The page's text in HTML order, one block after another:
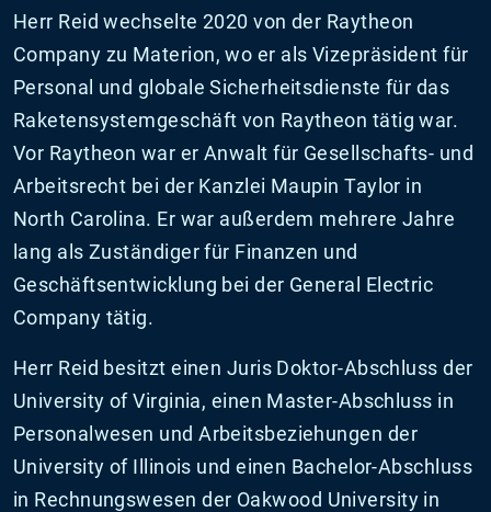
Herr Reid wechselte 2020 von der Raytheon
Company zu Materion, wo er als Vizepräsident für
Personal und globale Sicherheitsdienste für das
Raketensystemgeschäft von Raytheon tätig war.
Vor Raytheon war er Anwalt für Gesellschafts- und
Arbeitsrecht bei der Kanzlei Maupin Taylor in
North Carolina. Er war außerdem mehrere Jahre
lang als Zuständiger für Finanzen und
Geschäftsentwicklung bei der General Electric
Company tätig.
Herr Reid besitzt einen Juris Doktor-Abschluss der
University of Virginia, einen Master-Abschluss in
Personalwesen und Arbeitsbeziehungen der
University of Illinois und einen Bachelor-Abschluss
in Rechnungswesen der Oakwood University in